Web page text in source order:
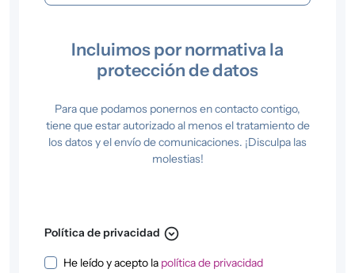
Incluimos por normativa la
protección de datos
Para que podamos ponernos en contacto contigo,
tiene que estar autorizado al menos el tratamiento de
los datos y el envío de comunicaciones. ¡Disculpa las
molestias!
Política de privacidad expand_circle_down
Política de privacidad
He leído y acepto la política de privacidad